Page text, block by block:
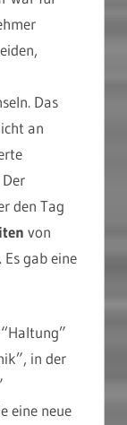
Das
an
den Tag
von
gab eine
in der
eine neue